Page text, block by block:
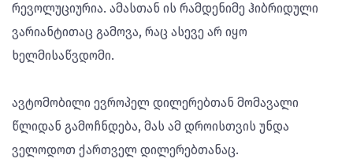
რევოლუციურია. ამასთან ის რამდენიმე ჰიბრიდული
ვარიანტითაც გამოვა, რაც ასევე არ იყო
ხელმისაწვდომი.
ავტომობილი ევროპელ დილერებთან მომავალი
წლიდან გამოჩნდება, მას ამ დროისთვის უნდა
ველოდოთ ქართველ დილერებთანაც.